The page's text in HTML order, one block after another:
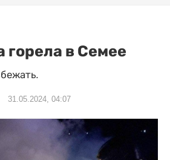
горела в Семее
31.05.2024, 04:07